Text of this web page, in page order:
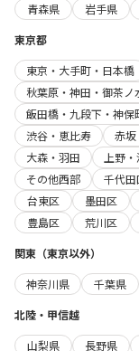
青森県
岩手県
東京都
東京・大手町・日本橋
秋葉原・神田・御茶ノ
飯田橋・九段下・神保
渋谷・恵比寿
赤坂
大森・羽田
上野
その他西部
千代田
台東区
墨田区
豊島区
荒川区
関東（東京以外）
神奈川県
千葉県
北陸・甲信越
山梨県
長野県